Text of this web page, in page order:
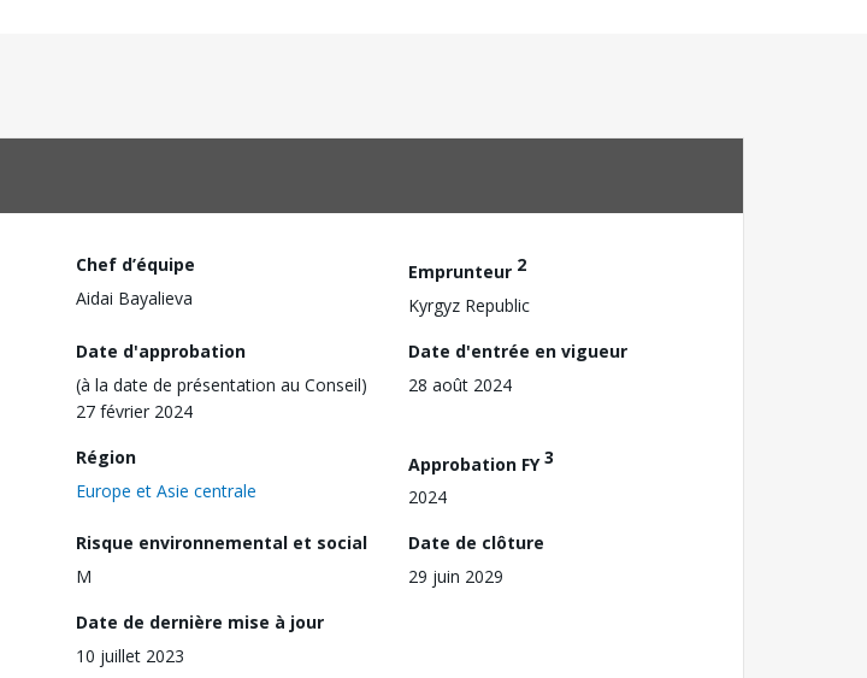
Chef d’équipe
Aidai Bayalieva
Emprunteur 2
Kyrgyz Republic
Date d'approbation
(à la date de présentation au Conseil)
27 février 2024
Date d'entrée en vigueur
28 août 2024
Région
Europe et Asie centrale
Approbation FY3
2024
Risque environnemental et social
M
Date de clôture
29 juin 2029
Date de dernière mise à jour
10 juillet 2023